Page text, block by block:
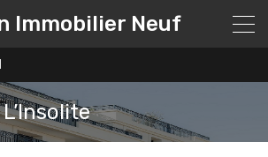
Immobilier Neuf